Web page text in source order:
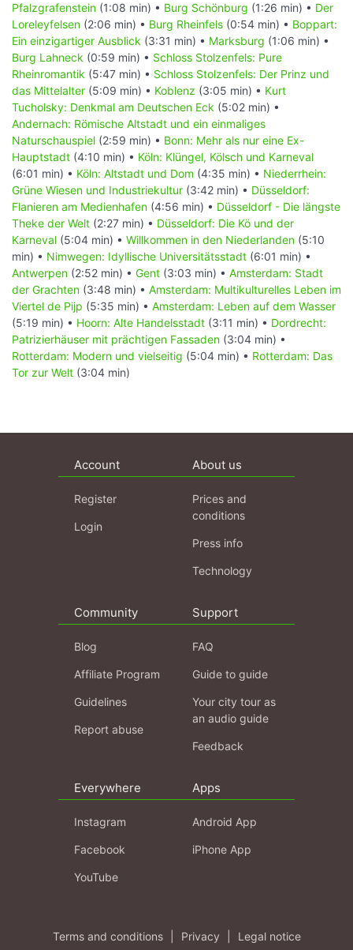
Pfalzgrafenstein (1:08 min) • Burg Schönburg (1:26 min) • Der
Loreleyfelsen (2:06 min) • Burg Rheinfels (0:54 min) • Boppart:
Ein einzigartiger Ausblick (3:31 min) • Marksburg (1:06 min) •
Burg Lahneck (0:59 min) • Schloss Stolzenfels: Pure
Rheinromantik (5:47 min) • Schloss Stolzenfels: Der Prinz und
das Mittelalter (5:09 min) • Koblenz (3:05 min) • Kurt
Tucholsky: Denkmal am Deutschen Eck (5:02 min) •
Andernach: Römische Altstadt und ein einmaliges
Naturschauspiel (2:59 min) • Bonn: Mehr als nur eine Ex-
Hauptstadt (4:10 min) • Köln: Klüngel, Kölsch und Karneval
(6:01 min) • Köln: Altstadt und Dom (4:35 min) • Niederrhein:
Grüne Wiesen und Industriekultur (3:42 min) • Düsseldorf:
Flanieren am Medienhafen (4:56 min) • Düsseldorf - Die längste
Theke der Welt (2:27 min) • Düsseldorf: Die Kö und der
Karneval (5:04 min) • Willkommen in den Niederlanden (5:10
min) • Nimwegen: Idyllische Universitätsstadt (6:01 min) •
Antwerpen (2:52 min) • Gent (3:03 min) • Amsterdam: Stadt
der Grachten (3:48 min) • Amsterdam: Multikulturelles Leben im
Viertel de Pijp (5:35 min) • Amsterdam: Leben auf dem Wasser
(5:19 min) • Hoorn: Alte Handelsstadt (3:11 min) • Dordrecht:
Patrizierhäuser mit prächtigen Fassaden (3:04 min) •
Rotterdam: Modern und vielseitig (5:04 min) • Rotterdam: Das
Tor zur Welt (3:04 min)
Account
Register
Login
About us
Prices and
conditions
Press info
Technology
Community
Blog
Affiliate Program
Guidelines
Report abuse
Support
FAQ
Guide to guide
Your city tour as
an audio guide
Feedback
Everywhere
Instagram
Facebook
YouTube
Apps
Android App
iPhone App
Terms and conditions Privacy Legal notice